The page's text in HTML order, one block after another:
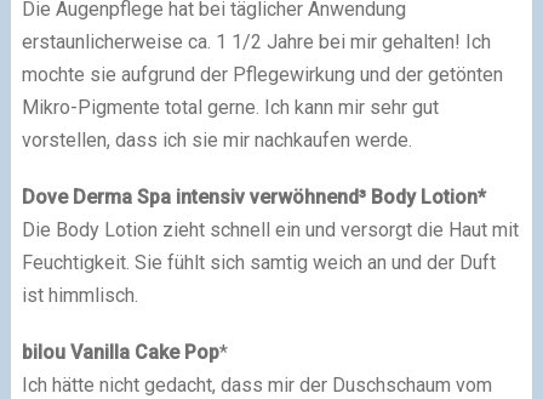
Die Augenpflege hat bei täglicher Anwendung
erstaunlicherweise ca. 1 1/2 Jahre bei mir gehalten! Ich
mochte sie aufgrund der Pflegewirkung und der getönten
Mikro-Pigmente total gerne. Ich kann mir sehr gut
vorstellen, dass ich sie mir nachkaufen werde.
Dove Derma Spa intensiv verwöhnend³ Body Lotion*
Die Body Lotion zieht schnell ein und versorgt die Haut mit
Feuchtigkeit. Sie fühlt sich samtig weich an und der Duft
ist himmlisch.
bilou Vanilla Cake Pop*
Ich hätte nicht gedacht, dass mir der Duschschaum vom